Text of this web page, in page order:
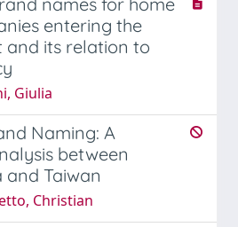
entering the
and its relation to
Giulia
Naming: A
between
and Taiwan
Christian